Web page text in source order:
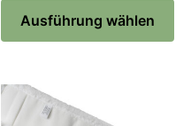
Ausführung wählen